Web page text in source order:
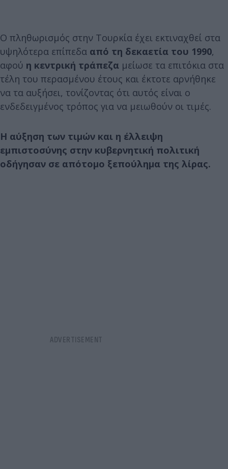
Ο πληθωρισμός στην Τουρκία έχει εκτιναχθεί στα
υψηλότερα επίπεδα από τη δεκαετία του 1990,
αφού η κεντρική τράπεζα μείωσε τα επιτόκια στα
τέλη του περασμένου έτους και έκτοτε αρνήθηκε
να τα αυξήσει, τονίζοντας ότι αυτός είναι ο
ενδεδειγμένος τρόπος για να μειωθούν οι τιμές.
Η αύξηση των τιμών και η έλλειψη
εμπιστοσύνης στην κυβερνητική πολιτική
οδήγησαν σε απότομο ξεπούλημα της λίρας.